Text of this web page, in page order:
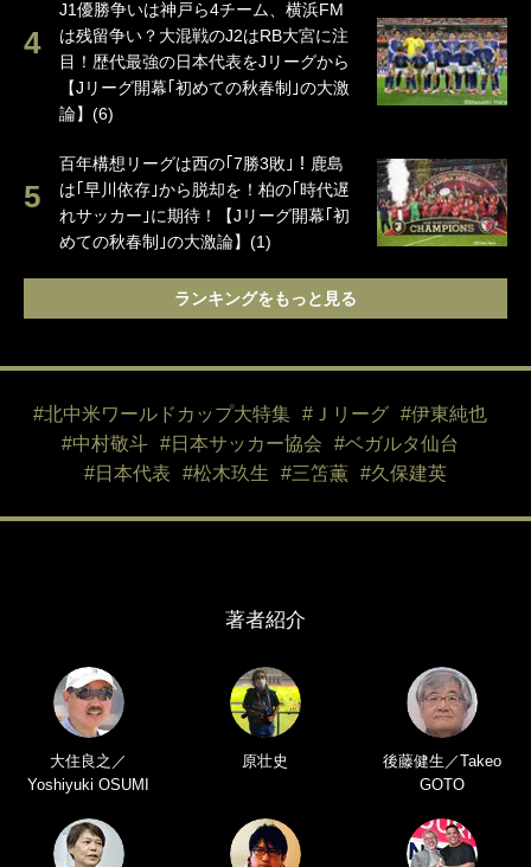
J1優勝争いは神戸ら4チーム、横浜FM
は残留争い？大混戦のJ2はRB大宮に注
目！歴代最強の日本代表をJリーグから
【Jリーグ開幕｢初めての秋春制｣の大激
論】(6)
百年構想リーグは西の｢7勝3敗｣！鹿島
は｢早川依存｣から脱却を！柏の｢時代遅
れサッカー｣に期待！【Jリーグ開幕｢初
めての秋春制｣の大激論】(1)
ランキングをもっと見る
#北中米ワールドカップ大特集 #Ｊリーグ
#伊東純也
#中村敬斗
#日本サッカー協会
#ベガルタ仙台
#日本代表
#松木玖生 #三笘薫 #久保建英
著者紹介
大住良之／
Yoshiyuki OSUMI
原壮史
後藤健生／Takeo
GOTO